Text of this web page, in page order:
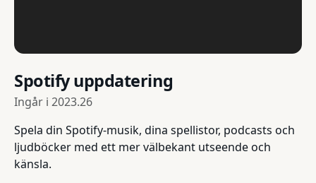
Spotify uppdatering
Ingår i 2023.26
Spela din Spotify-musik, dina spellistor, podcasts och
ljudböcker med ett mer välbekant utseende och
känsla.